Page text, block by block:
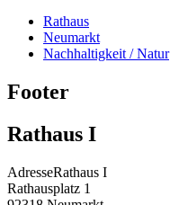
Rathaus
Neumarkt
Nachhaltigkeit / Natur
Footer
Rathaus I
AdresseRathaus I
Rathausplatz 1